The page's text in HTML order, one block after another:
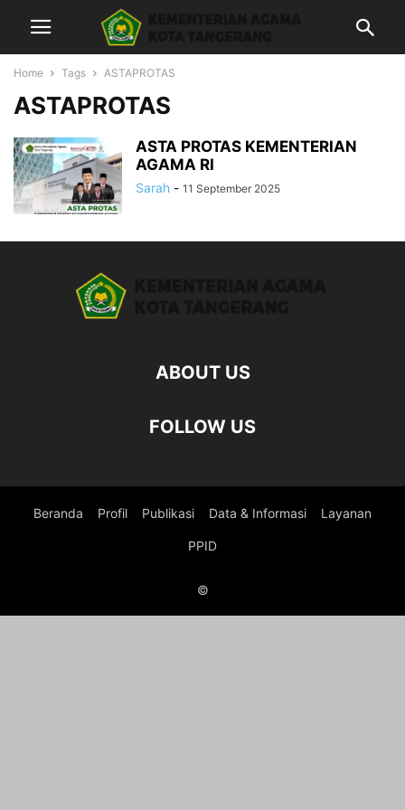
Home Tags ASTAPROTAS
ASTAPROTAS
ASTA PROTAS KEMENTERIAN
AGAMA RI
Sarah - 11 September 2025
ABOUT US
FOLLOW US
Beranda Profil Publikasi Data & Informasi Layanan
PPID
©